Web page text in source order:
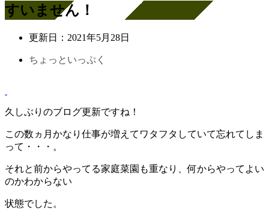
すいません！
更新日： 2021年5月28日
ちょっといっぷく
久しぶりのブログ更新ですね！
この数ヵ月かなり仕事が増えてワタフタしていて忘れてしま
って・・・。
それと前からやってる家庭菜園も重なり、何からやってよい
のかわからない
状態でした。